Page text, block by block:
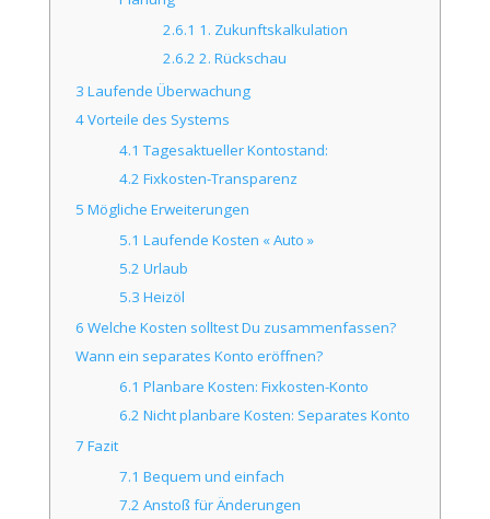
2.6.1 1. Zukunftskalkulation
2.6.2 2. Rückschau
3 Laufende Überwachung
4Vorteile des Systems
4.1 Tagesaktueller Kontostand:
4.2 Fixkosten-Transparenz
5 Mögliche Erweiterungen
5.1 Laufende Kosten « Auto »
5.2 Urlaub
5.3 Heizöl
6 Welche Kosten solltest Du zusammenfassen?
Wann ein separates Konto eröffnen?
6.1 Planbare Kosten: Fixkosten-Konto
6.2 Nicht planbare Kosten: Separates Konto
7 Fazit
7.1 Bequem und einfach
7.2 Anstoß für Änderungen